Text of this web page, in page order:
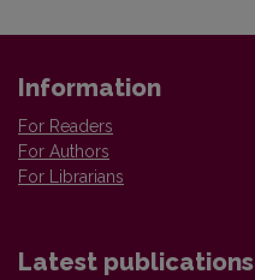
Information
For Readers
For Authors
For Librarians
Latest publications